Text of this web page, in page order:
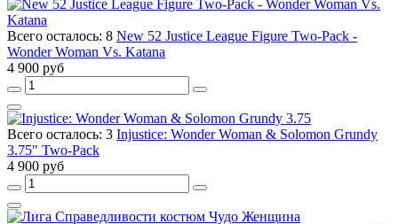
Всего осталось: 8 New 52 Justice League Figure Two-Pack -
Wonder Woman Vs. Katana
4 900 руб
Всего осталось: 3 Injustice: Wonder Woman & Solomon Grundy
3.75" Two-Pack
4 900 руб